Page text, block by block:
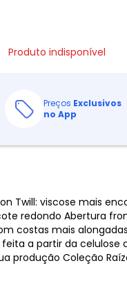
Produto indisponível
Preços Exclusivos
no App
Twill: viscose mais
redondo Abertura
costas mais
a partir da celulose
produção Coleção